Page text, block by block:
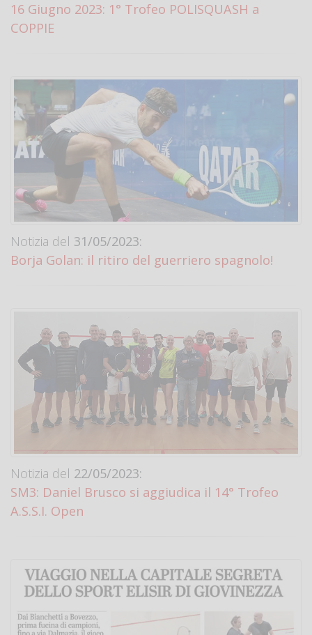
16 Giugno 2023: 1° Trofeo POLISQUASH a
COPPIE
Notizia del 31/05/2023:
Borja Golan: il ritiro del guerriero spagnolo!
Notizia del 22/05/2023:
SM3: Daniel Brusco si aggiudica il 14° Trofeo
A.S.S.I. Open